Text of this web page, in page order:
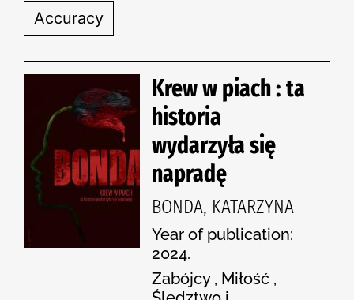
Krew w piach : ta
historia
wydarzyła się
napradę
BONDA, KATARZYNA
Year of publication:
2024.
Zabójcy , Miłość ,